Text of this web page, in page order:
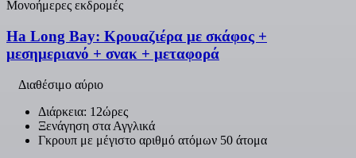
Μονοήμερες εκδρομές
Ha Long Bay: Κρουαζιέρα με σκάφος +
μεσημεριανό + σνακ + μεταφορά
Διαθέσιμο αύριο
Διάρκεια: 12ώρες
Ξενάγηση στα Αγγλικά
Γκρουπ με μέγιστο αριθμό ατόμων 50 άτομα